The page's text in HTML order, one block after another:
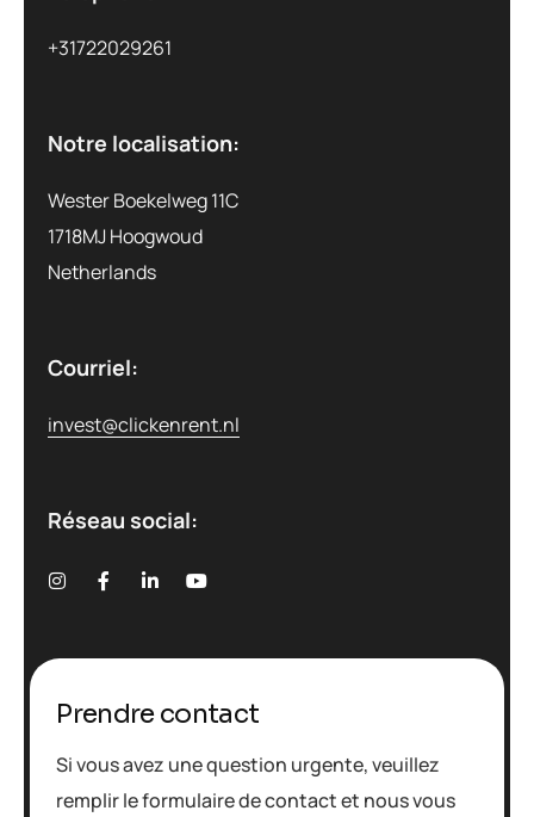
+31722029261
Notre localisation:
Wester Boekelweg 11C
1718MJ Hoogwoud
Netherlands
Courriel:
invest@clickenrent.nl
Réseau social:
Prendre contact
Si vous avez une question urgente, veuillez
remplir le formulaire de contact et nous vous